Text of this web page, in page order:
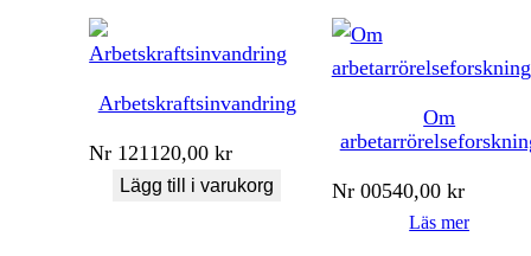
Arbetskraftsinvandring
Nr 121120,00kr
Lägg till i varukorg
Om
Nr 00540,00 kr
Läs mer